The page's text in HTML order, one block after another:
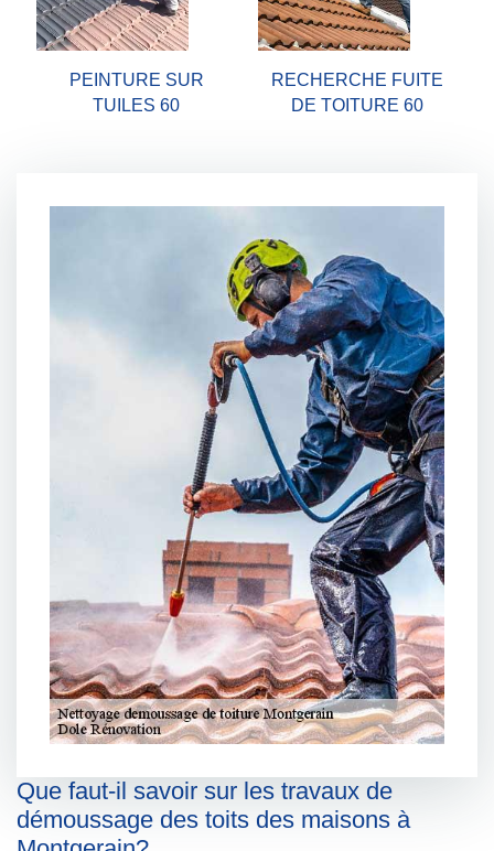
PEINTURE SUR
TUILES 60
RECHERCHE FUITE
DE TOITURE 60
Que faut-il savoir sur les travaux de
démoussage des toits des maisons à